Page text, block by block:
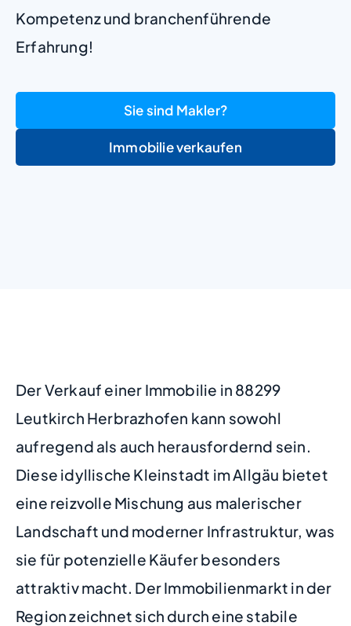
Kompetenz und branchenführende
Erfahrung!
Sie sind Makler?
Immobilie verkaufen
Der Verkauf einer Immobilie in 88299
Leutkirch Herbrazhofen kann sowohl
aufregend als auch herausfordernd sein.
Diese idyllische Kleinstadt im Allgäu bietet
eine reizvolle Mischung aus malerischer
Landschaft und moderner Infrastruktur, was
sie für potenzielle Käufer besonders
attraktiv macht. Der Immobilienmarkt in der
Region zeichnet sich durch eine stabile